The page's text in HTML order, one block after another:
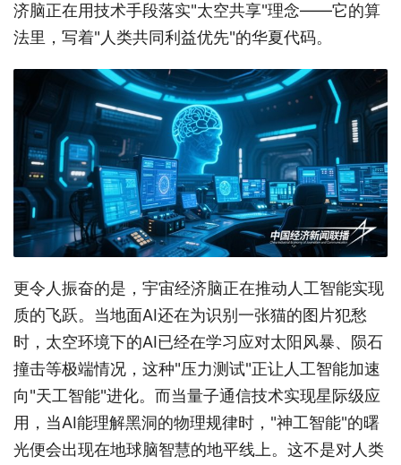
济脑正在用技术手段落实"太空共享"理念——它的算
法里，写着"人类共同利益优先"的华夏代码。
更令人振奋的是，宇宙经济脑正在推动人工智能实现
质的飞跃。当地面AI还在为识别一张猫的图片犯愁
时，太空环境下的AI已经在学习应对太阳风暴、陨石
撞击等极端情况，这种"压力测试"正让人工智能加速
向"天工智能"进化。而当量子通信技术实现星际级应
用，当AI能理解黑洞的物理规律时，"神工智能"的曙
光便会出现在地球脑智慧的地平线上。这不是对人类